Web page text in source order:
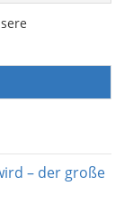
– der große